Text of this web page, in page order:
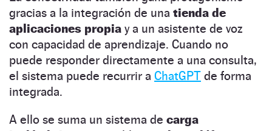
gracias a la integración de una tienda de
aplicaciones propia y a un asistente de voz
con capacidad de aprendizaje. Cuando no
puede responder directamente a una consulta,
el sistema puede recurrir a ChatGPT de forma
integrada.
A ello se suma un sistema de carga